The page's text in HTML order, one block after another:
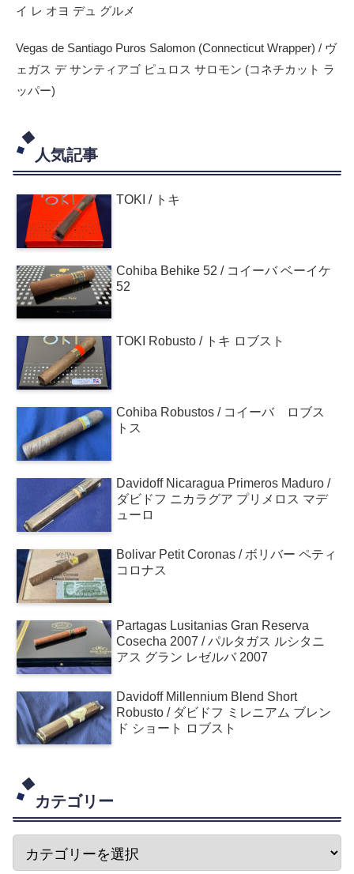
イ レ オヨ デュ グルメ
Vegas de Santiago Puros Salomon (Connecticut Wrapper) / ヴ
ェガス デ サンティアゴ ピュロス サロモン (コネチカット ラ
ッパー)
人気記事
TOKI / トキ
Cohiba Behike 52 / コイーバ ベーイケ
52
TOKI Robusto / トキ ロブスト
Cohiba Robustos / コイーバ ロブス
トス
Davidoff Nicaragua Primeros Maduro /
ダビドフ ニカラグア プリメロス マデ
ューロ
Bolivar Petit Coronas / ボリバー ペティ
コロナス
Partagas Lusitanias Gran Reserva
Cosecha 2007 / パルタガス ルシタニ
アス グラン レゼルバ 2007
Davidoff Millennium Blend Short
Robusto / ダビドフ ミレニアム ブレン
ド ショート ロブスト
カテゴリー